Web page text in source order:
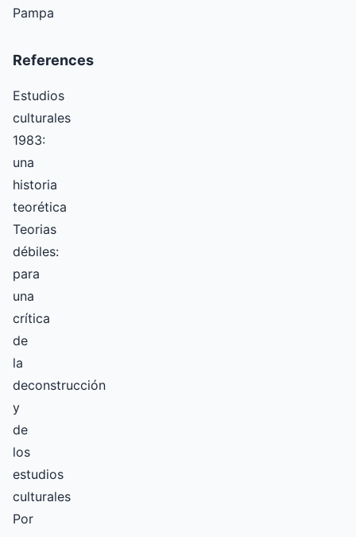
Pampa
References
Estudios
culturales
1983:
una
historia
teorética
Teorias
débiles:
para
una
crítica
de
la
deconstrucción
y
de
los
estudios
culturales
Por